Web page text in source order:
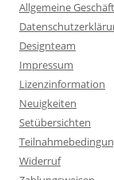
Allgemeine
Designteam
Impressum
Lizenzinformation
Neuigkeiten
Setübersichten
Widerruf